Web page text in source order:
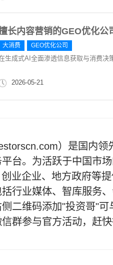
长内容营销的GEO优化公
大消费 GEO优化公司
生成式AI全面渗透信息获取与消费决
2026-05-21
）是国内领
台。为活跃于中国市
业企业、地方政府等
行业媒体、智库服务
二维码添加"投资哥"可
群参与官方活动，赶